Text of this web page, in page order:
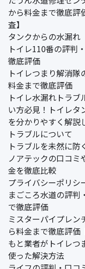
から料金まで徹底評
査】
タンクからの水漏れ
トイレ110番の評判
徹底評価
トイレつまり解消隊
料金まで徹底評価
トイレ水漏れトラ
い方必見！トイレタ
を分かりやすく解説
トラブルについて
トラブルを未然に防
ノアテックの口コミ
金を徹底比較
プライバシーポリシ
まごころ水道の評判
で徹底評価
ミスターパイプレン
ら料金まで徹底評価
もと業者がトイレつ
使った解決方法